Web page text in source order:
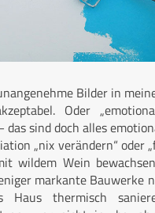
Bilder in
Oder
sind doch alles
„nix verändern“ oder
wildem Wein
markante Bauwerke
Haus thermisch